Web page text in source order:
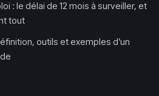
: le délai de 12 mois à surveiller, et
tout
outils et exemples d’un